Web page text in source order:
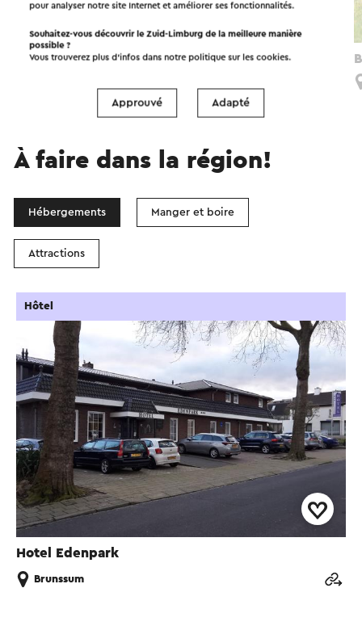
Fietsroute Groenmetropool
À faire dans la région!
Hébergements Manger et boire
Attractions
Hotel Edenpark
Hôtel
Brunssum
pour analyser notre site Internet et améliorer ses fonctionnalités.
Souhaitez-vous découvrir le Zuid-Limburg de la meilleure manière
possible ?
Vous trouverez plus d’infos dans notre politique sur lescookies.
Approuvé Adapté